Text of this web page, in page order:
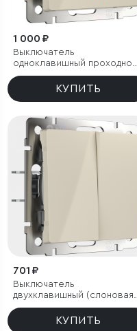
1 000 ₽
Выключатель
одноклавишный проходной
с подсветкой (слоновая
КУПИТЬ
701 ₽
Выключатель
двухклавишный (слоновая
кость)
КУПИТЬ